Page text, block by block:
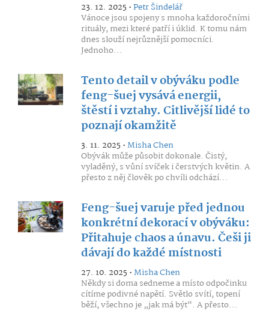
23. 12. 2025 •Petr Šindelář
Vánoce jsou spojeny s mnoha každoročními
rituály, mezi které patří i úklid. K tomu nám
dnes slouží nejrůznější pomocníci.
Jednoho...
Tento detail v obýváku podle
feng-šuej vysává energii,
štěstí i vztahy. Citlivější lidé to
poznají okamžitě
3. 11. 2025 •Misha Chen
Obývák může působit dokonale. Čistý,
vyladěný, s vůní svíček i čerstvých květin. A
přesto z něj člověk po chvíli odchází...
Feng-šuej varuje před jednou
konkrétní dekorací v obýváku:
Přitahuje chaos a únavu. Češi ji
dávají do každé místnosti
27. 10. 2025 •Misha Chen
Někdy si doma sedneme a místo odpočinku
cítíme podivné napětí. Světlo svítí, topení
běží, všechno je „jak má být“. A přesto...